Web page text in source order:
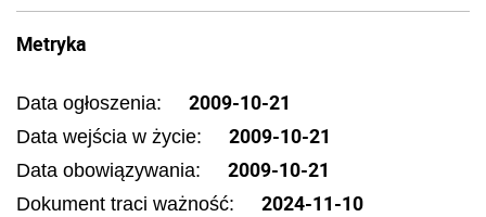
Metryka
Data ogłoszenia: 2009-10-21
Data wejścia w życie: 2009-10-21
Data obowiązywania: 2009-10-21
Dokument traci ważność: 2024-11-10